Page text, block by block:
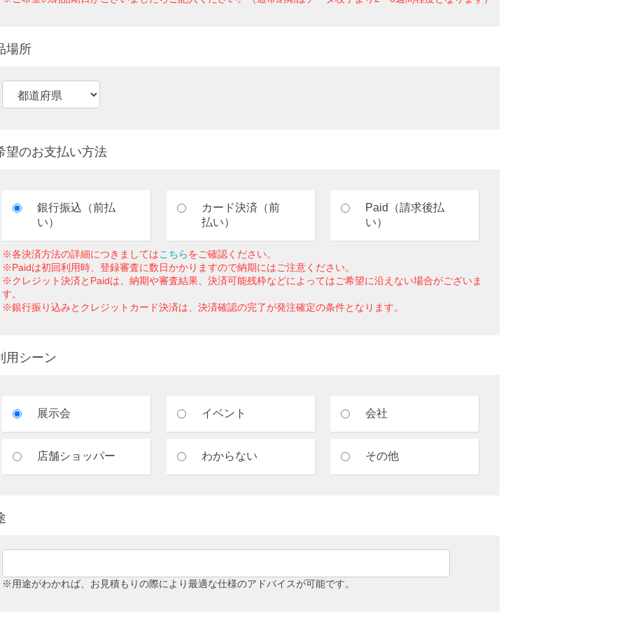
場所
望のお支払い方法
銀行振込（前払
い）
カード決済（前
払い）
Paid（請求後払
い）
※各決済方法の詳細につきましてはこちらをご確認ください。
※Paidは初回利用時、登録審査に数日かかりますので納期にはご注意ください。
※クレジット決済とPaidは、納期や審査結果、決済可能残枠などによってはご希望に沿えない場合がございま
す。
※銀行振り込みとクレジットカード決済は、決済確認の完了が発注確定の条件となります。
用シーン
展示会 イベント 会社
店舗ショッパー わからない その他
※用途がわかれば、お見積もりの際により最適な仕様のアドバイスが可能です。